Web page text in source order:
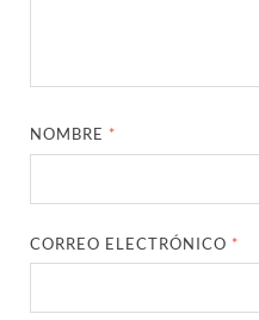
NOMBRE *
CORREO ELECTRÓNICO *